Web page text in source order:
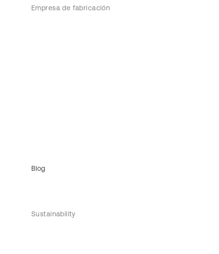
Empresa de fabricación
Blog
Sustainability